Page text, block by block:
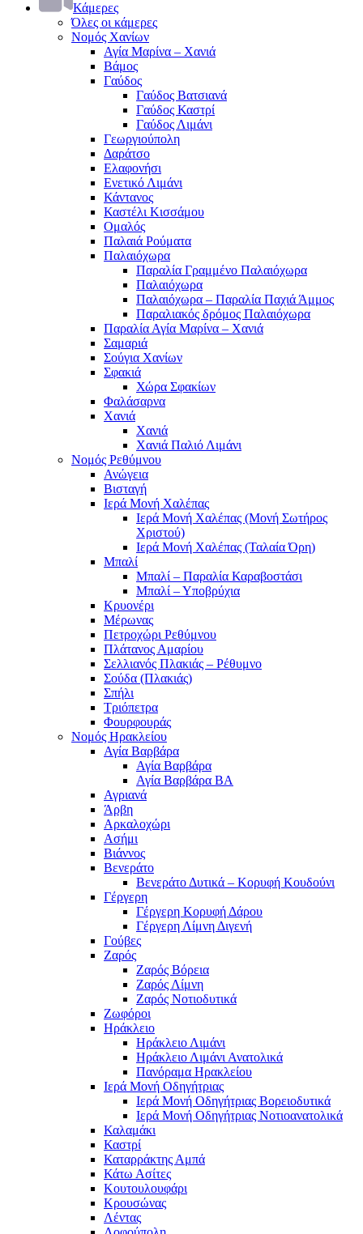
Κάμερες
Όλες οι κάμερες
Νομός Χανίων
Αγία Μαρίνα – Χανιά
Βάμος
Γαύδος
Γαύδος Βατσιανά
Γαύδος Καστρί
Γαύδος Λιμάνι
Γεωργιούπολη
Δαράτσο
Ελαφονήσι
Ενετικό Λιμάνι
Κάντανος
Καστέλι Κισσάμου
Ομαλός
Παλαιά Ρούματα
Παλαιόχωρα
Παραλία Γραμμένο Παλαιόχωρα
Παλαιόχωρα
Παλαιόχωρα – Παραλία Παχιά Άμμος
Παραλιακός δρόμος Παλαιόχωρα
Παραλία Αγία Μαρίνα – Χανιά
Σαμαριά
Σούγια Χανίων
Σφακιά
Χώρα Σφακίων
Φαλάσαρνα
Χανιά
Χανιά
Χανιά Παλιό Λιμάνι
Νομός Ρεθύμνου
Ανώγεια
Βισταγή
Ιερά Μονή Χαλέπας
Ιερά Μονή Χαλέπας (Μονή Σωτήρος
Χριστού)
Ιερά Μονή Χαλέπας (Ταλαία Όρη)
Μπαλί
Μπαλί – Παραλία Καραβοστάσι
Μπαλί – Υποβρύχια
Κρυονέρι
Μέρωνας
Πετροχώρι Ρεθύμνου
Πλάτανος Αμαρίου
Σελλιανός Πλακιάς – Ρέθυμνο
Σούδα (Πλακιάς)
Σπήλι
Τριόπετρα
Φουρφουράς
Νομός Ηρακλείου
Αγία Βαρβάρα
Αγία Βαρβάρα
Αγία Βαρβάρα ΒΑ
Αγριανά
Άρβη
Αρκαλοχώρι
Ασήμι
Βιάννος
Βενεράτο
Βενεράτο Δυτικά – Κορυφή Κουδούνι
Γέργερη
Γέργερη Κορυφή Δάρου
Γέργερη Λίμνη Διγενή
Γούβες
Ζαρός
Ζαρός Βόρεια
Ζαρός Λίμνη
Ζαρός Νοτιοδυτικά
Ζωφόροι
Ηράκλειο
Ηράκλειο Λιμάνι
Ηράκλειο Λιμάνι Ανατολικά
Πανόραμα Ηρακλείου
Ιερά Μονή Οδηγήτριας
Ιερά Μονή Οδηγήτριας Βορειοδυτικά
Ιερά Μονή Οδηγήτριας Νοτιοανατολικά
Καλαμάκι
Καστρί
Καταρράκτης Αμπά
Κάτω Ασίτες
Κουτουλουφάρι
Κρουσώνας
Λέντας